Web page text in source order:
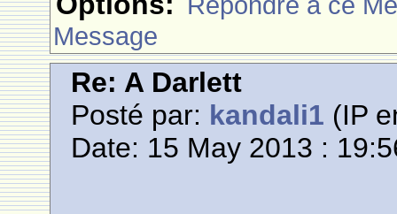
Message
Re: A Darlett
Posté par: kandali1 (IP
Date: 15 May 2013 :